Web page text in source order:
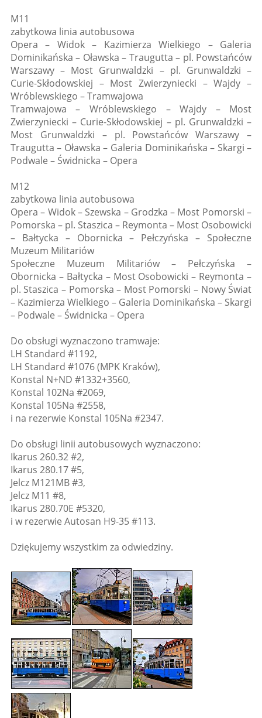
M11
zabytkowa linia autobusowa
Opera – Widok – Kazimierza Wielkiego – Galeria
Dominikańska – Oławska – Traugutta – pl. Powstańców
Warszawy – Most Grunwaldzki – pl. Grunwaldzki –
Curie-Skłodowskiej – Most Zwierzyniecki – Wajdy –
Wróblewskiego – Tramwajowa
Tramwajowa – Wróblewskiego – Wajdy – Most
Zwierzyniecki – Curie-Skłodowskiej – pl. Grunwaldzki –
Most Grunwaldzki – pl. Powstańców Warszawy –
Traugutta – Oławska – Galeria Dominikańska – Skargi –
Podwale – Świdnicka – Opera
M12
zabytkowa linia autobusowa
Opera – Widok – Szewska – Grodzka – Most Pomorski –
Pomorska – pl. Staszica – Reymonta – Most Osobowicki
– Bałtycka – Obornicka – Pełczyńska – Społeczne
Muzeum Militariów
Społeczne Muzeum Militariów – Pełczyńska –
Obornicka – Bałtycka – Most Osobowicki – Reymonta –
pl. Staszica – Pomorska – Most Pomorski – Nowy Świat
– Kazimierza Wielkiego – Galeria Dominikańska – Skargi
– Podwale – Świdnicka – Opera
Do obsługi wyznaczono tramwaje:
LH Standard #1192,
LH Standard #1076 (MPK Kraków),
Konstal N+ND #1332+3560,
Konstal 102Na #2069,
Konstal 105Na #2558,
i na rezerwie Konstal 105Na #2347.
Do obsługi linii autobusowych wyznaczono:
Ikarus 260.32 #2,
Ikarus 280.17 #5,
Jelcz M121MB #3,
Jelcz M11 #8,
Ikarus 280.70E #5320,
i w rezerwie Autosan H9-35 #113.
Dziękujemy wszystkim za odwiedziny.